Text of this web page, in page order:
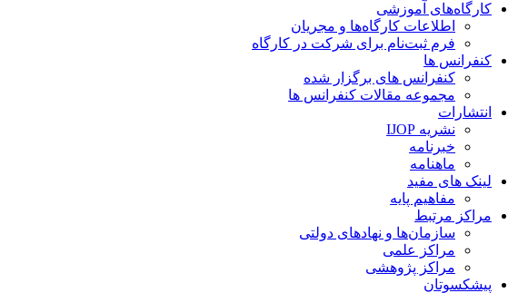
کارگاه‌های آموزشی
اطلاعات کارگاه‌ها و مجریان
فرم ثبت‌نام برای شرکت در کارگاه
کنفرانس ها
کنفرانس های برگزار شده
مجموعه مقالات کنفرانس ها
انتشارات
نشریه IJOP
خبرنامه
ماهنامه
لینک های مفید
مفاهیم پایه
مراکز مرتبط
سازمان‌ها و نهادهای دولتی
مراکز علمی
مراکز پژوهشی
پیشکسوتان